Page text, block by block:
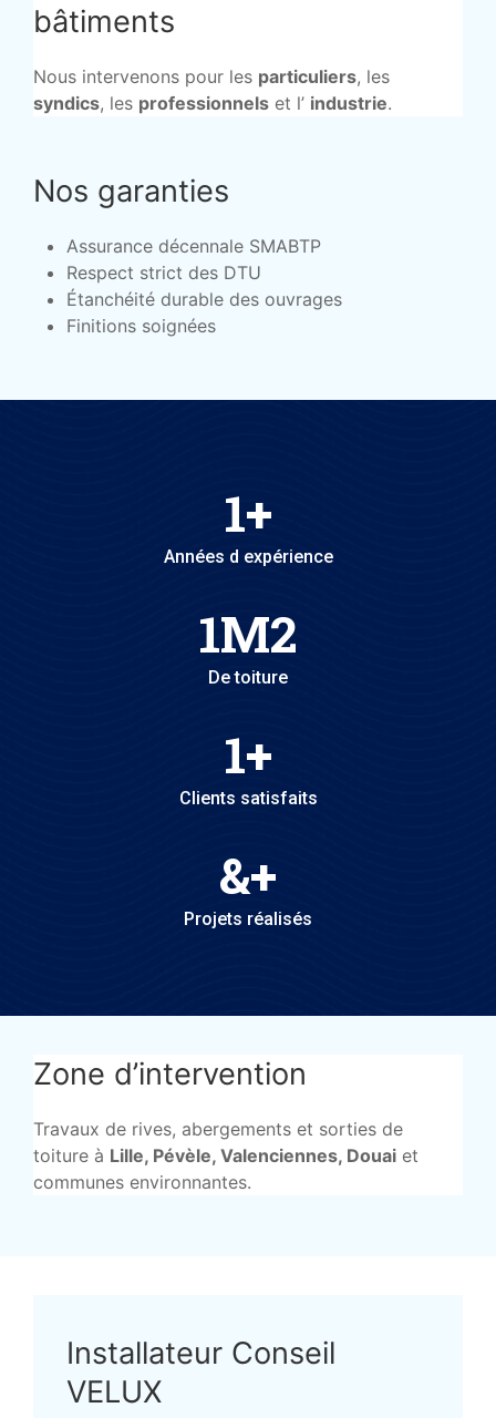
bâtiments
Nous intervenons pour les particuliers, les
syndics, les professionnels et l’ industrie.
Nos garanties
Assurance décennale SMABTP
Respect strict des DTU
Étanchéité durable des ouvrages
Finitions soignées
1+
Années d expérience
1M2
De toiture
1+
Clients satisfaits
&+
Projets réalisés
Zone d’intervention
Travaux de rives, abergements et sorties de
toiture à Lille, Pévèle, Valenciennes, Douai et
communes environnantes.
Installateur Conseil
VELUX